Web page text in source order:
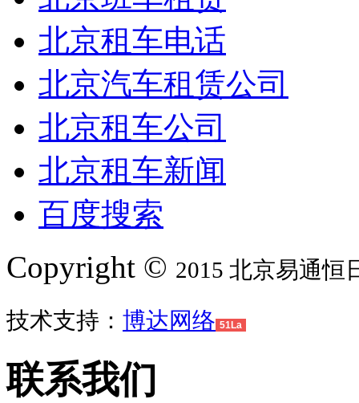
北京租车电话
北京汽车租赁公司
北京租车公司
北京租车新闻
百度搜索
Copyright © 2015 北京易通恒
技术支持： 博达网络 51La
联系我们